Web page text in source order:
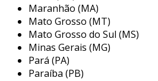
Maranhão (MA)
Mato Grosso (MT)
Mato Grosso do Sul (MS)
Minas Gerais (MG)
Pará (PA)
Paraíba (PB)